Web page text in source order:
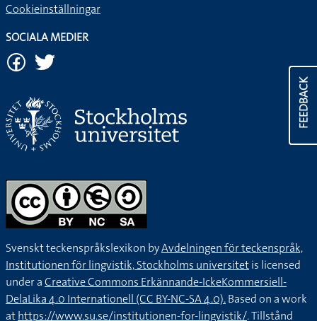
FEEDBACK
Cookieinställningar
SOCIALA MEDIER
Svenskt teckenspråkslexikon byAvdelningen för teckenspråk,
Institutionen för lingvistik, Stockholms universitetis licensed
under aCreative Commons Erkännande-IckeKommersiell-
DelaLika 4.0 Internationell (CC BY-NC-SA 4.0).Based on a work
athttps://www.su.se/institutionen-for-lingvistik/. Tillstånd